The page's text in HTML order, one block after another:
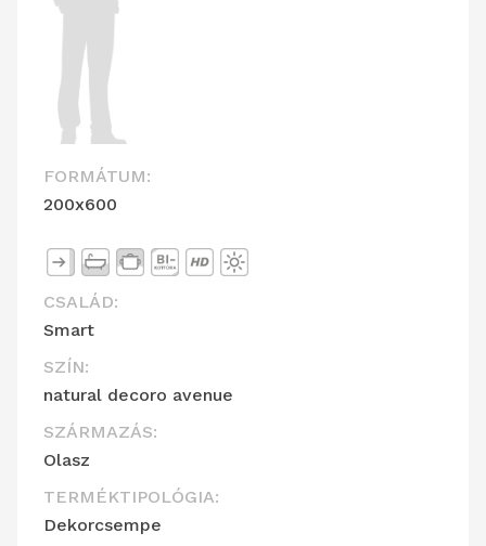
FORMÁTUM:
200x600
CSALÁD:
Smart
SZÍN:
natural decoro avenue
SZÁRMAZÁS:
Olasz
TERMÉKTIPOLÓGIA:
Dekorcsempe